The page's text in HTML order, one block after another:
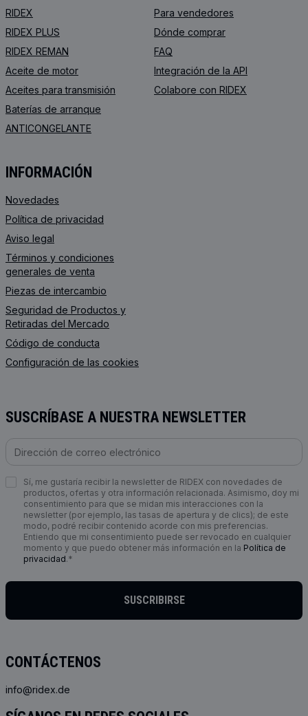
RIDEX
RIDEX PLUS
RIDEX REMAN
Aceite de motor
Aceites para transmisión
Baterías de arranque
ANTICONGELANTE
Para vendedores
Dónde comprar
FAQ
Integración de la API
Colabore con RIDEX
INFORMACIÓN
Novedades
Política de privacidad
Aviso legal
Términos y condiciones
generales de venta
Piezas de intercambio
Seguridad de Productos y
Retiradas del Mercado
Código de conducta
Configuración de las cookies
CONTÁCTENOS
info@ridex.de
SUSCRÍBASE A NUESTRA NEWSLETTER
Sí, me gustaría recibir la newsletter de RIDEX con novedades de
productos, ofertas y otra información relacionada. Asimismo, doy mi
consentimiento para que se midan mis interacciones con la
newsletter (por ejemplo, las tasas de apertura y de clics); de este
modo, podré recibir contenido acorde con mis preferencias.
Entiendo que mi consentimiento puede ser revocado en cualquier
momento y que puedo obtener más información en la Política de
privacidad.*
SUSCRIBIRSE